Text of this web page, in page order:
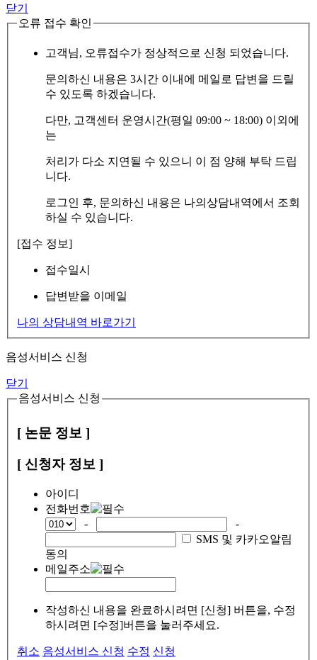
닫기
오류 접수 확인
고객님, 오류접수가 정상적으로 신청 되었습니다.
문의하신 내용은 3시간 이내에 메일로 답변을 드릴
수 있도록 하겠습니다.
다만, 고객센터 운영시간(평일 09:00 ~ 18:00) 이외에
는
처리가 다소 지연될 수 있으니 이 점 양해 부탁 드립
니다.
로그인 후, 문의하신 내용은 나의상담내역에서 조회
하실 수 있습니다.
[접수 정보]
접수일시
답변받을 이메일
나의 상담내역 바로가기
음성서비스 신청
닫기
음성서비스 신청
[ 논문 정보 ]
[ 신청자 정보 ]
아이디
전화번호
-
-
SMS 및 카카오알림
동의
메일주소
작성하신 내용을 완료하시려면 [신청] 버튼을, 수정
하시려면 [수정]버튼을 눌러주세요.
취소 음성서비스 신청 수정 신청